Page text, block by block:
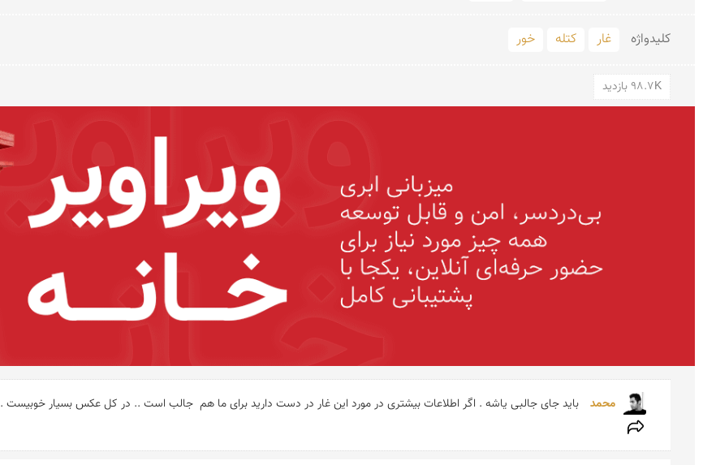
کلید‌واژه غار کتله خور
98.7K بازدید
محمد باید جای جالبی یاشه . اگر اطلاعات بیشتری در مورد این غار در دست دارید برای ما هم  جالب است .. در کل عکس بسیار خوبیست .